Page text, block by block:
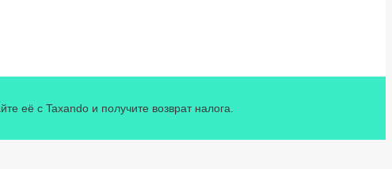
её с Taxando и получите возврат налога.